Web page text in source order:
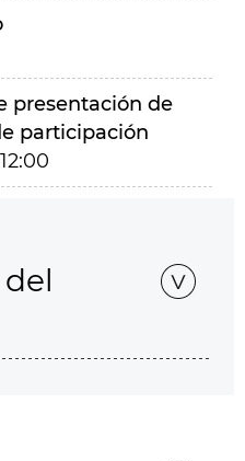
presentación de
participación